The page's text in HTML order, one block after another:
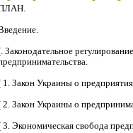
Законодательное
1. Закон Украины о
2. Закон Украины о
3. Экономическая свобода